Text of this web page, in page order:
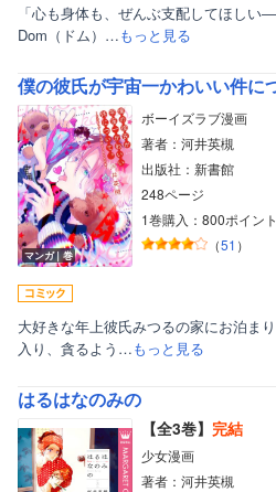
「心も身体も、ぜんぶ支配してほし
Dom（ドム）…もっと見る
マンガ｜巻
ボーイズラブ漫画
著者：河井英槻
出版社：新書館
248ページ
1巻購入：800ポイント
（51 ）
大好きな年上彼氏みつるの家にお泊ま
入り、貪るよう…もっと見る
はるはなのみの
【全3巻】 完結
少女漫画
著者：河井英槻